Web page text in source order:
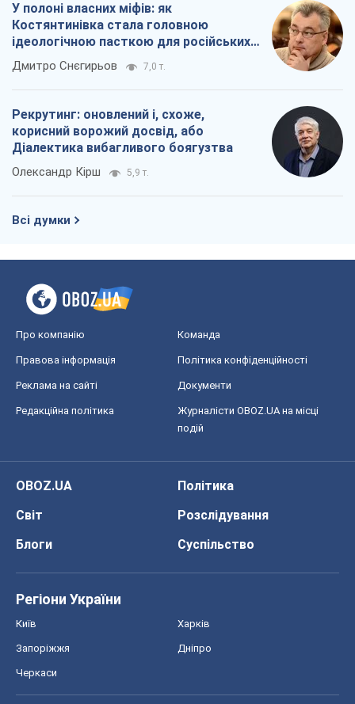
У полоні власних міфів: як
Костянтинівка стала головною
ідеологічною пасткою для російських
окупантів
Дмитро Снєгирьов 7,0 т.
Рекрутинг: оновлений і, схоже,
корисний ворожий досвід, або
Діалектика вибагливого боягузтва
Олександр Кірш 5,9 т.
Всі думки
Про компанію Команда
Правова інформація Політика конфіденційності
Реклама на сайті Документи
Редакційна політика
Журналісти OBOZ.UA на місці
подій
OBOZ.UA
Політика
Світ
Розслідування
Блоги
Суспільство
Регіони України
Київ Харків
Запоріжжя Дніпро
Черкаси